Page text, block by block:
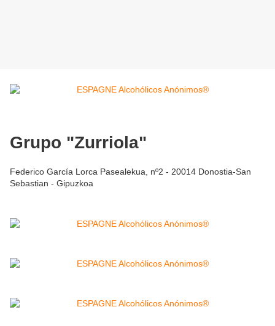
Grupo "Zurriola"
Federico García Lorca Pasealekua, nº2 - 20014 Donostia-San
Sebastian - Gipuzkoa